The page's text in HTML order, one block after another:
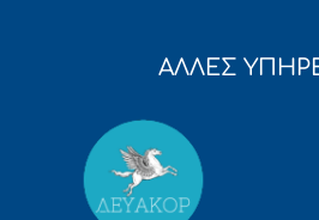
ΑΛΛΕΣ